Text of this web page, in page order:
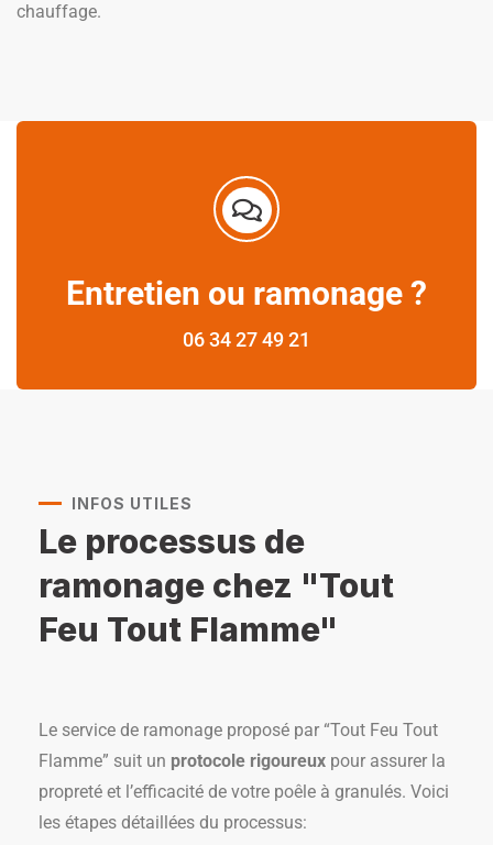
chauffage.
Entretien ou ramonage ?
06 34 27 49 21
INFOS UTILES
Le processus de
ramonage chez "Tout
Feu Tout Flamme"
Le service de ramonage proposé par “Tout Feu Tout
Flamme” suit un protocole rigoureux pour assurer la
propreté et l’efficacité de votre poêle à granulés. Voici
les étapes détaillées du processus: